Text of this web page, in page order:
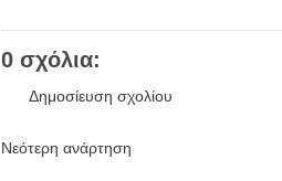
0 σχόλια:
Δημοσίευση σχολίου
Νεότερη ανάρτηση